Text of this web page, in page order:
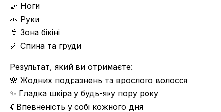
🦵 Ноги
🤲 Руки
👙 Зона бікіні
🦴 Спина та груди
Результат, який ви отримаєте:
🌸 Жодних подразнень та врослого волосся
✨ Гладка шкіра у будь-яку пору року
💃 Впевненість у собі кожного дня